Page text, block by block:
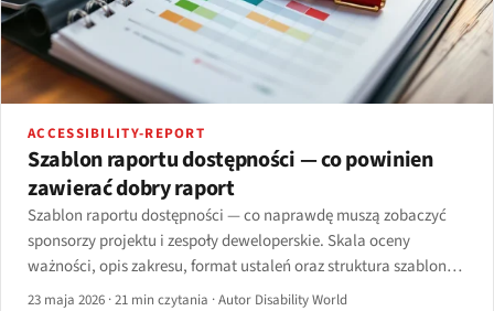
ACCESSIBILITY-REPORT
Szablon raportu dostępności — co powinien
zawierać dobry raport
Szablon raportu dostępności — co naprawdę muszą zobaczyć
sponsorzy projektu i zespoły deweloperskie. Skala oceny
ważności, opis zakresu, format ustaleń oraz struktura szablonu
do pobrania na rok 2026.
23 maja 2026 ·21 min czytania ·Autor Disability World